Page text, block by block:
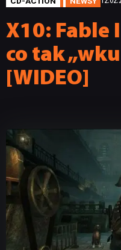
X10: Fable
co tak
[WIDEO]